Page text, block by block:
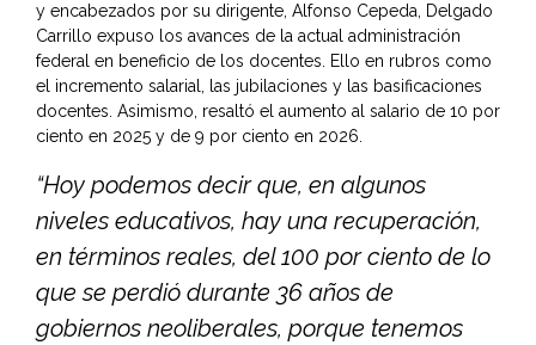
y encabezados por su dirigente, Alfonso Cepeda, Delgado
Carrillo expuso los avances de la actual administración
federal en beneficio de los docentes. Ello en rubros como
el incremento salarial, las jubilaciones y las basificaciones
docentes. Asimismo, resaltó el aumento al salario de 10 por
ciento en 2025 y de 9 por ciento en 2026.
“Hoy podemos decir que, en algunos
niveles educativos, hay una recuperación,
en términos reales, del 100 por ciento de lo
que se perdió durante 36 años de
gobiernos neoliberales, porque tenemos